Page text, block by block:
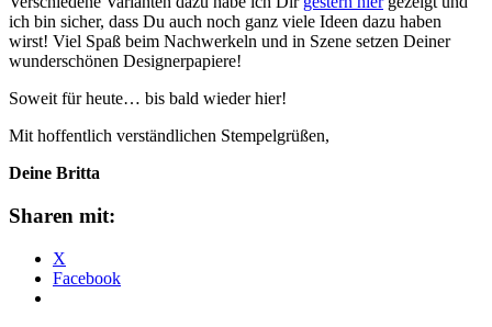
ich bin sicher, dass Du auch noch ganz viele Ideen dazu haben
wirst! Viel Spaß beim Nachwerkeln und in Szene setzen Deiner
wunderschönen Designerpapiere!
Soweit für heute… bis bald wieder hier!
Mit hoffentlich verständlichen Stempelgrüßen,
Deine Britta
Sharen mit:
X
Facebook